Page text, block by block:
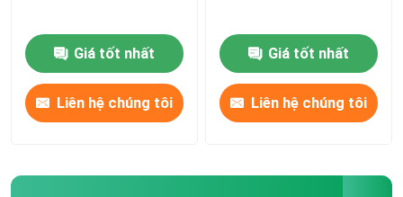
máy phân loại màu nhựa
Bộ tách màu trà
Giá tốt nhất
Liên hệ chúng tôi
Giá tốt nhất
Liên hệ chúng tôi